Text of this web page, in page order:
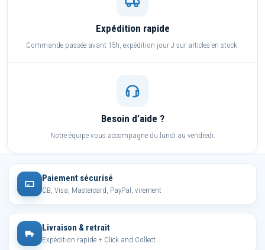
Expédition rapide
Commande passée avant 15h, expédition jour J sur articles en stock.
Besoin d’aide ?
Notre équipe vous accompagne du lundi au vendredi.
Paiement sécurisé
CB, Visa, Mastercard, PayPal, virement
Livraison & retrait
Expédition rapide + Click and Collect